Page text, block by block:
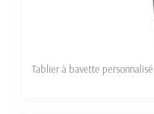
Tablier à bavette personnalisé